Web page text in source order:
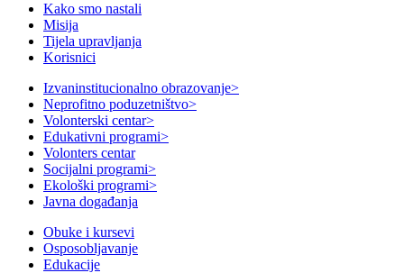
Kako smo nastali
Misija
Tijela upravljanja
Korisnici
Izvaninstitucionalno obrazovanje>
Neprofitno poduzetništvo>
Volonterski centar>
Edukativni programi>
Volonters centar
Socijalni programi>
Ekološki programi>
Javna događanja
Obuke i kursevi
Osposobljavanje
Edukacije